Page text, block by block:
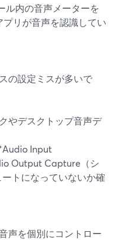
ル内の音声メーターを
リが音声を認識してい
の設定ミスが多いで
やデスクトップ音声デ
Input
Output Capture（シ
トになっていないか確
声を個別にコントロー